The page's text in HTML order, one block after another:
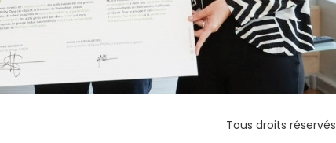
Tous droits réservés